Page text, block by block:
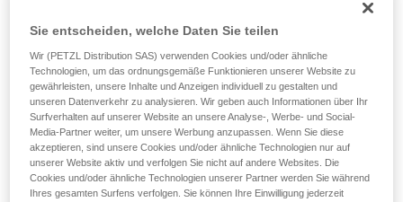
Lampen von Petzl:
Sie entscheiden, welche Daten Sie teilen
Wir (PETZL Distribution SAS) verwenden Cookies und/oder ähnliche
Technologien, um das ordnungsgemäße Funktionieren unserer Website zu
gewährleisten, unsere Inhalte und Anzeigen individuell zu gestalten und
unseren Datenverkehr zu analysieren. Wir geben auch Informationen über Ihr
Surfverhalten auf unserer Website an unsere Analyse-, Werbe- und Social-
Media-Partner weiter, um unsere Werbung anzupassen. Wenn Sie diese
akzeptieren, sind unsere Cookies und/oder ähnliche Technologien nur auf
unserer Website aktiv und verfolgen Sie nicht auf andere Websites. Die
Cookies und/oder ähnliche Technologien unserer Partner werden Sie während
Ihres gesamten Surfens verfolgen. Sie können Ihre Einwilligung jederzeit